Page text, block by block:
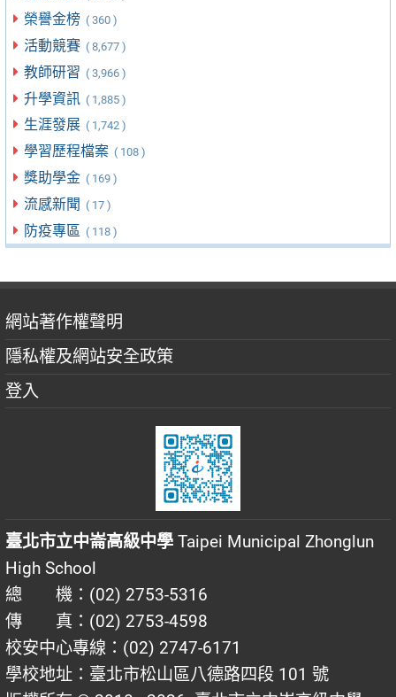
榮譽金榜 ( 360 )
活動競賽 ( 8,677 )
教師研習 ( 3,966 )
升學資訊 ( 1,885 )
生涯發展 ( 1,742 )
學習歷程檔案 ( 108 )
獎助學金 ( 169 )
流感新聞 ( 17 )
防疫專區 ( 118 )
網站著作權聲明
隱私權及網站安全政策
登入
臺北市立中崙高級中學 Taipei Municipal Zhonglun
High School
總 機：(02) 2753-5316
傳 真：(02) 2753-4598
校安中心專線：(02) 2747-6171
學校地址：臺北市松山區八德路四段 101 號